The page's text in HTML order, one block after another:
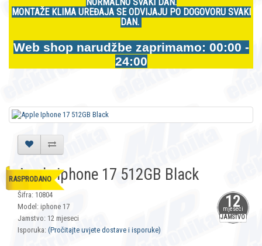
NORMALNO SVAKI DAN.
MONTAŽE KLIMA UREĐAJA SE ODVIJAJU PO DOGOVORU SVAKI
DAN.
Web shop narudžbe zaprimamo: 00:00 -
24:00
12
mjeseci
JAMSTVO
RASPRODANO
Apple Iphone 17 512GB Black
Šifra: 10804
Model: iphone 17
Jamstvo: 12 mjeseci
Isporuka: (Pročitajte uvjete dostave i isporuke)